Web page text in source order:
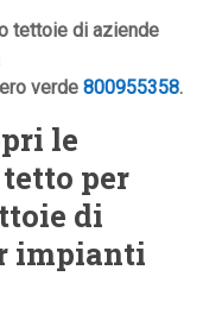
tettoie di aziende
verde800955358.
le
per
di
impianti